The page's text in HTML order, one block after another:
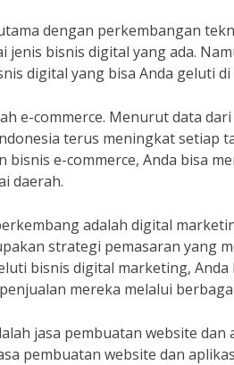
dengan perkembangan
bisnis digital yang ada.
digital yang bisa Anda geluti di
e-commerce. Menurut data dari
terus meningkat setiap
e-commerce, Anda bisa
daerah.
adalah digital
strategi pemasaran yang
bisnis digital marketing,
mereka melalui
jasa pembuatan website dan
pembuatan website dan